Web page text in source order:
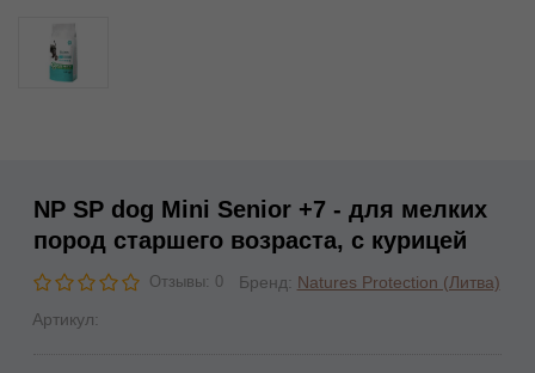
NP SP dog Mini Senior +7 - для мелких
пород старшего возраста, с курицей
Отзывы: 0 Бренд: Natures Protection (Литва)
Артикул: